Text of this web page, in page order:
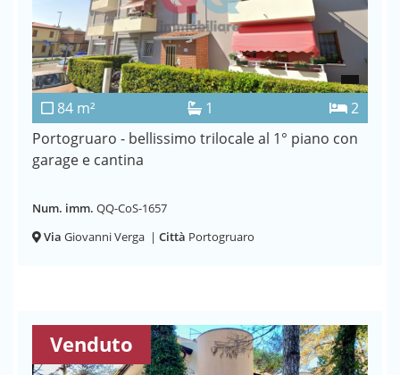
84 m² 1
2
Portogruaro - bellissimo trilocale al 1° piano con
garage e cantina
Num. imm. QQ-CoS-1657
Via Giovanni Verga | Città Portogruaro
Venduto